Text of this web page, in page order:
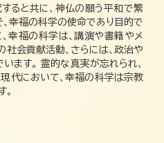
ると共に、神仏の願う平和で繁
幸福の科学の使命であり目的で
幸福の科学は、講演や書籍やメ
会貢献活動、さらには、政治や
ます。 霊的な真実が忘れられ、
代において、幸福の科学は宗教